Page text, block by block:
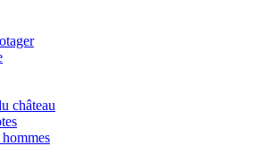
château